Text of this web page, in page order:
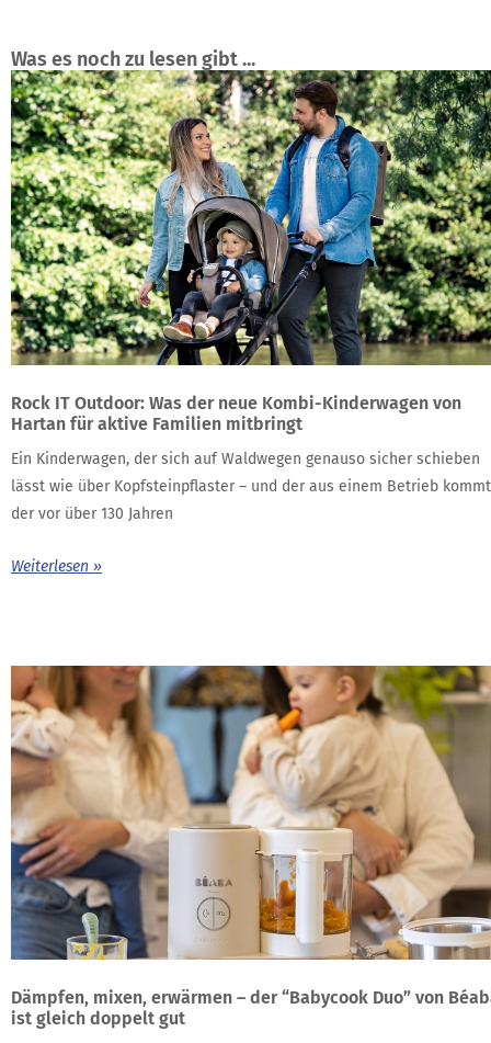
Was es noch zu lesen gibt ...
Rock IT Outdoor: Was der neue Kombi-Kinderwagen von
Hartan für aktive Familien mitbringt
Ein Kinderwagen, der sich auf Waldwegen genauso sicher schieben
lässt wie über Kopfsteinpflaster – und der aus einem Betrieb
der vor über 130 Jahren
Weiterlesen »
Dämpfen, mixen, erwärmen – der “Babycook Duo” von
ist gleich doppelt gut